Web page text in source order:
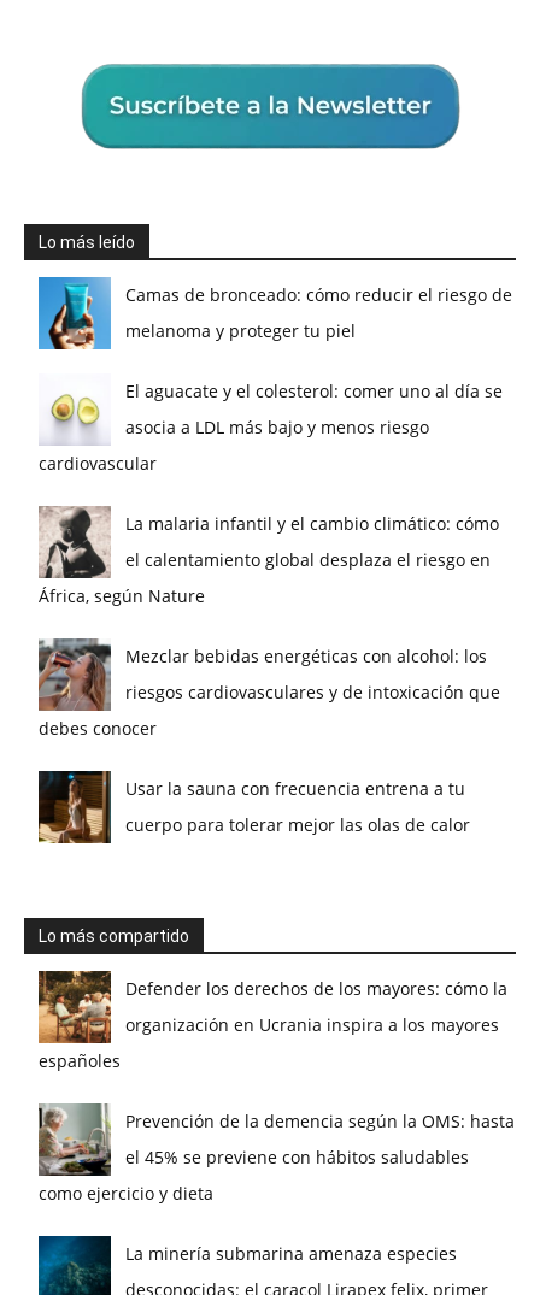
Lo más leído
Camas de bronceado: cómo reducir el riesgo de
melanoma y proteger tu piel
El aguacate y el colesterol: comer uno al día se
asocia a LDL más bajo y menos riesgo
cardiovascular
La malaria infantil y el cambio climático: cómo
el calentamiento global desplaza el riesgo en
África, según Nature
Mezclar bebidas energéticas con alcohol: los
riesgos cardiovasculares y de intoxicación que
debes conocer
Usar la sauna con frecuencia entrena a tu
cuerpo para tolerar mejor las olas de calor
Lo más compartido
Defender los derechos de los mayores: cómo la
organización en Ucrania inspira a los mayores
españoles
Prevención de la demencia según la OMS: hasta
el 45% se previene con hábitos saludables
como ejercicio y dieta
La minería submarina amenaza especies
desconocidas: el caracol Lirapex felix, primer